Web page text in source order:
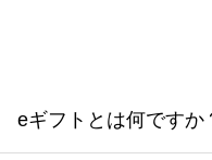
eギフトとは何ですか